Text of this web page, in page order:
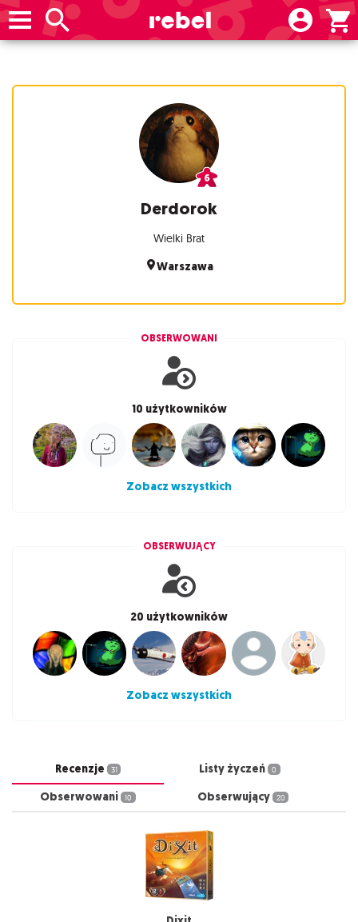
Derdorok
Wielki Brat
Warszawa
OBSERWOWANI
10 użytkowników
Zobacz wszystkich
OBSERWUJĄCY
20 użytkowników
Zobacz wszystkich
Recenzje 31 Listy życzeń 0
Obserwowani 10 Obserwujący 20